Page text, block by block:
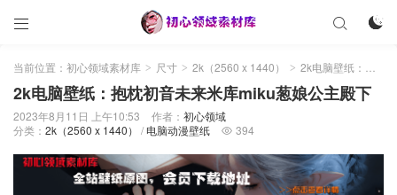
 

当前位置： 初心领域素材库 > 尺寸 > 2k（2560 x 1440） > 2k电脑壁纸：抱枕初音未来米库miku葱娘公主殿下
2k电脑壁纸：抱枕初音未来米库miku葱娘公主殿下
2023年8月11日 上午10:53 作者： 初心领域
分类： 2k（2560 x 1440） / 电脑动漫壁纸  394